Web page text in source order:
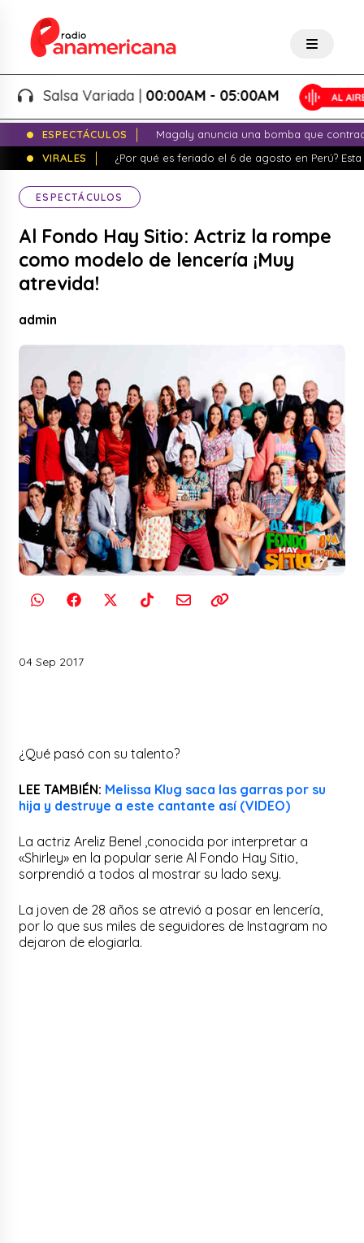
Salsa Variada |00:00AM - 05:00AM
ESPECTÁCULOS
Magaly anuncia una bomba que
VIRALES
¿Por qué es feriado el 6 de agosto en Perú?
ESPECTÁCULOS
Al Fondo Hay Sitio: Actriz la rompe
como modelo de lencería ¡Muy
atrevida!
admin
04 Sep 2017
¿Qué pasó con su talento?
LEE TAMBIÉN: Melissa Klug saca las garras por su
hija y destruye a este cantante así (VIDEO)
La actriz Areliz Benel ,conocida por interpretar a
«Shirley» en la popular serie Al Fondo Hay Sitio,
sorprendió a todos al mostrar su lado sexy.
La joven de 28 años se atrevió a posar en lencería,
por lo que sus miles de seguidores de Instagram no
dejaron de elogiarla.